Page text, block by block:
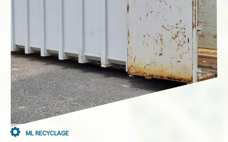
ML RECYCLAGE